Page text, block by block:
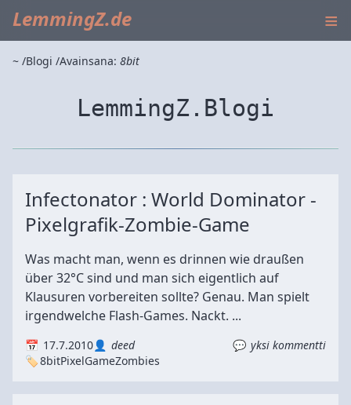
LemmingZ.de ≡
~ Blogi Avainsana: 8bit
LemmingZ.Blogi
Infectonator : World Dominator -
Pixelgrafik-Zombie-Game
Was macht man, wenn es drinnen wie draußen
über 32°C sind und man sich eigentlich auf
Klausuren vorbereiten sollte? Genau. Man spielt
irgendwelche Flash-Games. Nackt. ...
17.7.2010 deed
yksi kommentti
8bitPixelGameZombies